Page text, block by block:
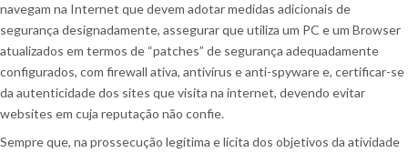
navegam na Internet que devem adotar medidas adicionais de
segurança designadamente, assegurar que utiliza um PC e um Browser
atualizados em termos de “patches” de segurança adequadamente
configurados, com firewall ativa, antivírus e anti-spyware e, certificar-se
da autenticidade dos sites que visita na internet, devendo evitar
websites em cuja reputação não confie.
Sempre que, na prossecução legítima e lícita dos objetivos da atividade